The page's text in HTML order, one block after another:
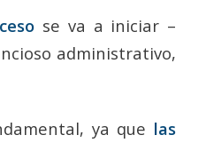
se va a iniciar –
administrativo,
ya que las